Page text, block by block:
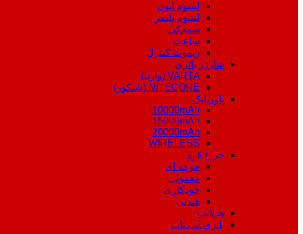
لیتیوم ایون
لیتیوم پلیمر
سمعکی
ساعت
ریموت کنترل
شارژر باتری
VARTA (وارتا)
NITECORE (نایتکور)
پاوربانک
10000mAh
15000mAh
20000mAh
WIRELESS
چراغ قوه
حرفه ای
معمولی
خودکاری
هندلی
هدلایت
باتری لپ تاپ